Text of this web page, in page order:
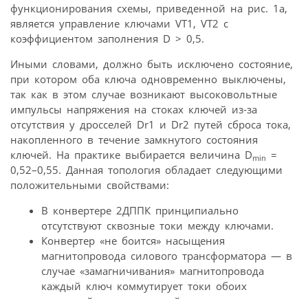
функционирования схемы, приведенной на рис. 1а,
является управление ключами VT1, VT2 с
коэффициентом заполнения D > 0,5.
Иными словами, должно быть исключено состояние,
при котором оба ключа одновременно выключены,
так как в этом случае возникают высоковольтные
импульсы напряжения на стоках ключей из-за
отсутствия у дросселей Dr1 и Dr2 путей сброса тока,
накопленного в течение замкнутого состояния
ключей. На практике выбирается величина Dmin =
0,52–0,55. Данная топология обладает следующими
положительными свойствами:
В конвертере 2ДППК принципиально
отсутствуют сквозные токи между ключами.
Конвертер «не боится» насыщения
магнитопровода силового трансформатора — в
случае «замагничивания» магнитопровода
каждый ключ коммутирует токи обоих